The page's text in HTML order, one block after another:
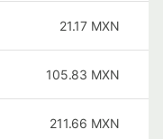
21.17 MXN
105.83 MXN
211.66 MXN